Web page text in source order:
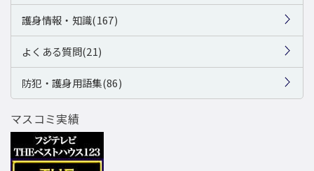
護身情報・知識(167)
よくある質問(21)
防犯・護身用語集(86)
マスコミ実績